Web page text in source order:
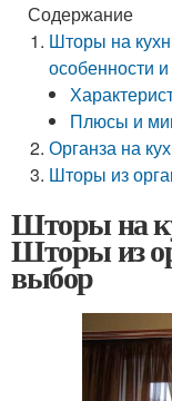
Содержание
Шторы на
особенности
Плюсы и
Органза на
Шторы из
Шторы на
Шторы из
выбор